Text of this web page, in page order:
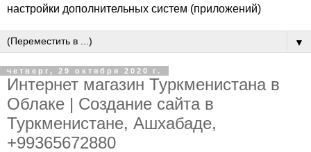
настройки дополнительных систем (приложений)
▼
четверг, 29 октября 2020 г.
Интернет магазин Туркменистана в
Облаке | Создание сайта в
Туркменистане, Ашхабаде,
+99365672880